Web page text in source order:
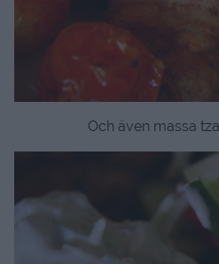
Och även massa